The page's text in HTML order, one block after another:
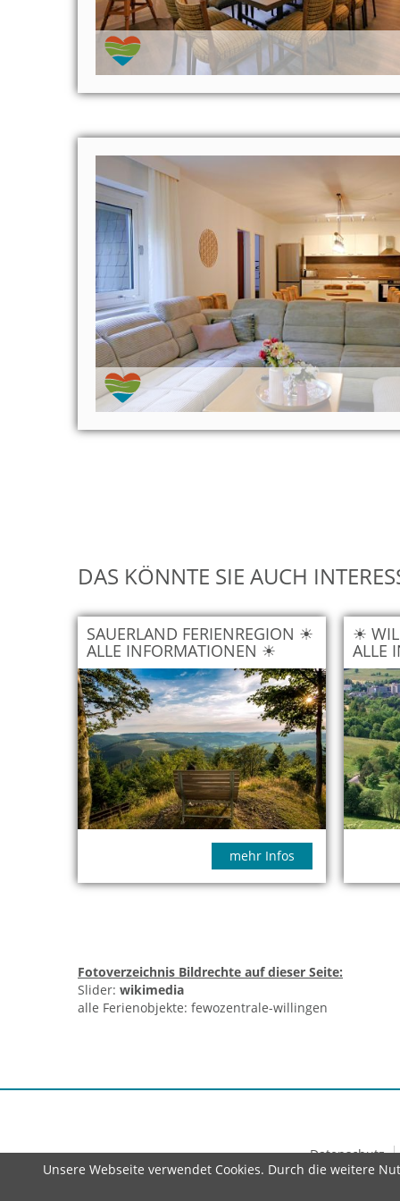
DAS KÖNNTE SIE AUCH
SAUERLAND FERIENREGION ☀
ALLE INFORMATIONEN ☀
mehr Infos
☀
ALLE
Fotoverzeichnis Bildrechte auf dieser Seite:
Slider: wikimedia
alle Ferienobjekte: fewozentrale-willingen
Datenschutz
Unsere Webseite verwendet Cookies. Durch die weitere